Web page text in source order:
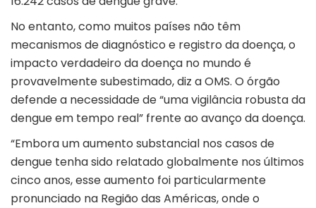
No entanto, como muitos países não têm
mecanismos de diagnóstico e registro da doença, o
impacto verdadeiro da doença no mundo é
provavelmente subestimado, diz a OMS. O órgão
defende a necessidade de “uma vigilância robusta da
dengue em tempo real” frente ao avanço da doença.
“Embora um aumento substancial nos casos de
dengue tenha sido relatado globalmente nos últimos
cinco anos, esse aumento foi particularmente
pronunciado na Região das Américas, onde o